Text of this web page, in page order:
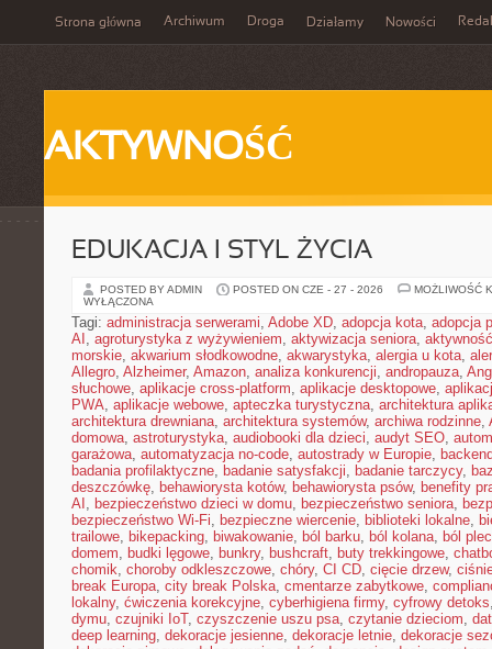
Strona główna Archiwum Droga Działamy Nowości
AKTYWNOŚĆ
EDUKACJA I STYL ŻYCIA
POSTED BY ADMIN POSTED ON CZE - 27 - 2026
MOŻLIWOŚĆ
WYŁĄCZONA
Tagi: administracja serwerami, Adobe XD, adopcja kota, adopcja
AI , agroturystyka z wyżywieniem, aktywizacja seniora,
morskie, akwarium słodkowodne, akwarystyka, alergia u kota,
Allegro, Alzheimer, Amazon, analiza konkurencji, andropauza,
słuchowe, aplikacje cross-platform, aplikacje desktopowe,
PWA, aplikacje webowe, apteczka turystyczna, architektura
architektura drewniana, architektura systemów, archiwa rodzinne,
domowa, astroturystyka, audiobooki dla dzieci, audyt SEO,
garażowa, automatyzacja no-code, autostrady w Europie,
badania profilaktyczne, badanie satysfakcji, badanie tarczycy,
deszczówkę, behawiorysta kotów, behawiorysta psów, benefity
AI , bezpieczeństwo dzieci w domu, bezpieczeństwo seniora,
bezpieczeństwo Wi-Fi, bezpieczne wiercenie, biblioteki lokalne,
trailowe, bikepacking, biwakowanie, ból barku, ból kolana, ból
domem, budki lęgowe, bunkry, bushcraft, buty trekkingowe,
chomik, choroby odkleszczowe, chóry, CI CD, cięcie drzew,
break Europa, city break Polska, cmentarze zabytkowe,
lokalny, ćwiczenia korekcyjne, cyberhigiena firmy, cyfrowy detoks
dymu, czujniki IoT, czyszczenie uszu psa, czytanie dzieciom,
deep learning, dekoracje jesienne, dekoracje letnie, dekoracje